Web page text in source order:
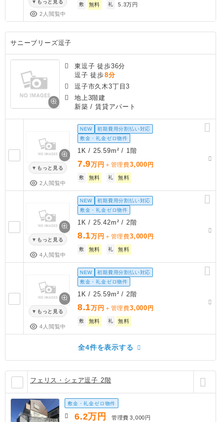
もっと見る
2人閲覧中
敷 無料 礼 5.3万円
サニーブリーズ逗子
東逗子 徒歩36分
逗子 徒歩8分
逗子市久木3丁目3
地上3階建
新築 / 賃貸アパート
もっと見る
2人閲覧中
NEW
初期費用分割払い対応
敷金・礼金ゼロ物件
1K / 25.59m² / 1階
7.9万円 ＋管理費3,000 円
敷 無料 礼 無料
もっと見る
4人閲覧中
NEW
初期費用分割払い対応
敷金・礼金ゼロ物件
1K / 25.42m² / 2階
8.1万円 ＋管理費3,000 円
敷 無料 礼 無料
もっと見る
4人閲覧中
NEW
初期費用分割払い対応
敷金・礼金ゼロ物件
1K / 25.59m² / 2階
8.1万円 ＋管理費3,000 円
敷 無料 礼 無料
全4件を表示する
フェリス・シェア逗子 2階
敷金・礼金ゼロ物件
6.2万円 管理費 3,000円